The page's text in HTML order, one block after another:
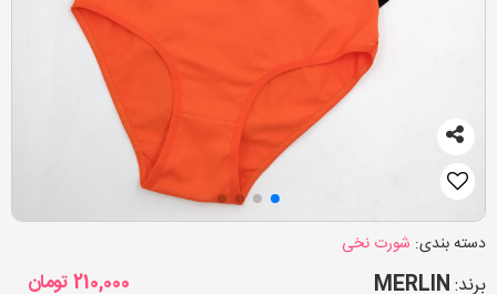
دسته بندی: شورت نخی
برند:MERLIN
210,000تومان